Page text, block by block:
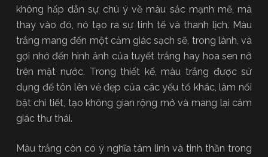
không hấp dẫn sự chú ý về màu sắc mạnh mẽ, mà
thay vào đó, nó tạo ra sự tinh tế và thanh lịch. Màu
trắng mang đến một cảm giác sạch sẽ, trong lành, và
gợi nhớ đến hình ảnh của tuyết trắng hay hoa sen nở
trên mặt nước. Trong thiết kế, màu trắng được sử
dụng để tôn lên vẻ đẹp của các yếu tố khác, làm nổi
bật chi tiết, tạo không gian rộng mở và mang lại cảm
giác thư thái.
Màu trắng còn có ý nghĩa tâm linh và tinh thần trong